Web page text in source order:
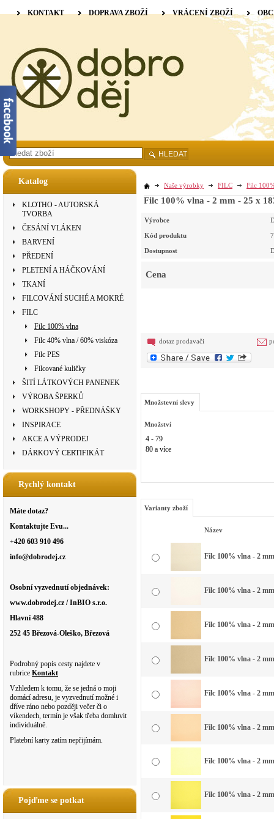
Katalog
KLOTHO - AUTORSKÁ
TVORBA
ČESÁNÍ VLÁKEN
BARVENÍ
PŘEDENÍ
PLETENÍ A HÁČKOVÁNÍ
TKANÍ
FILCOVÁNÍ SUCHÉ A MOKRÉ
FILC
Filc 100% vlna
Filc 40% vlna / 60% viskóza
Filc PES
Filcované kuličky
ŠITÍ LÁTKOVÝCH PANENEK
VÝROBA ŠPERKŮ
WORKSHOPY - PŘEDNÁŠKY
INSPIRACE
AKCE A VÝPRODEJ
DÁRKOVÝ CERTIFIKÁT
Rychlý kontakt
Máte dotaz?
Kontaktujte Evu...
+420 603 910 496
info@dobrodej.cz
Osobní vyzvednutí objednávek:
www.dobrodej.cz / InBIO s.r.o.
Hlavní 488
252 45 Březová-Oleško, Březová
Podrobný popis cesty najdete v
rubrice Kontakt
Vzhledem k tomu, že se jedná o moji
domácí adresu, je vyzvednutí možné i
dříve ráno nebo později večer či o
víkendech, termín je však třeba domluvit
individuálně.
Platební karty zatím nepřijímám.
Pojďme se potkat
Naše výrobky FILC Filc
Filc 100% vlna - 2 mm - 25 x
Výrobce
Kód produktu
Dostupnost
Cena
dotaz prodavači
Množstevní slevy
Množství
4 - 79
80 a více
Varianty zboží
Název
Filc 100% vlna - 2
Filc 100% vlna - 2
Filc 100% vlna - 2
Filc 100% vlna - 2
Filc 100% vlna - 2
Filc 100% vlna - 2
Filc 100% vlna - 2
Filc 100% vlna - 2
KONTAKT DOPRAVA ZBOŽÍ VRÁCENÍ ZBOŽÍ
HLEDAT